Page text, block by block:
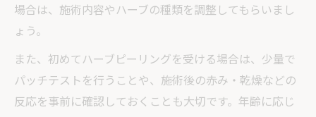
場合は、施術内容やハーブの種類を調整してもらいまし
ょう。
また、初めてハーブピーリングを受ける場合は、少量で
パッチテストを行うことや、施術後の赤み・乾燥などの
反応を事前に確認しておくことも大切です。年齢に応じ